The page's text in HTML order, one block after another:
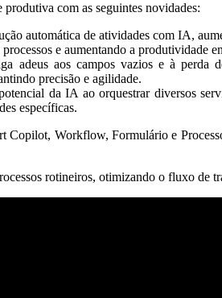
com as seguintes novidades:
automática de atividades com IA,
e aumentando a produtividade
adeus aos campos vazios e à perda
precisão e agilidade.
da IA ao orquestrar diversos
específicas.
Copilot, Workflow, Formulário e
rotineiros, otimizando o fluxo de